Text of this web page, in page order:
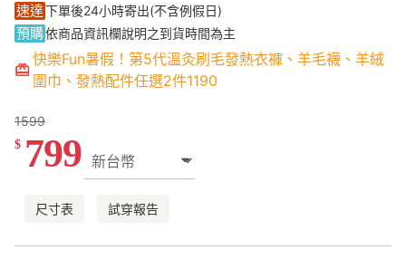
速達下單後24小時寄出(不含例假日)
預購依商品資訊欄說明之到貨時間為主
快樂Fun暑假！第5代溫灸刷毛發熱衣褲、羊毛襪、羊絨
圍巾、發熱配件任選2件1190
1599
$ 799
尺寸表 試穿報告